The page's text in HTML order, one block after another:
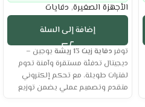
الأجهزة الصغيرة, دفايات
إضافة إلى السلة
توفر دفاية زيت 13 ريشة
يوجين –
ديجيتال تدفئة مستقرة وآمنة تدوم
لفترات طويلة، مع تحكم إلكتروني
متقدم وتصميم عملي يضمن توزيع